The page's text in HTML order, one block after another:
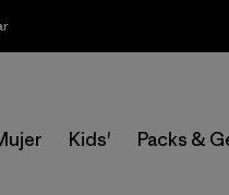
Kids' Packs &